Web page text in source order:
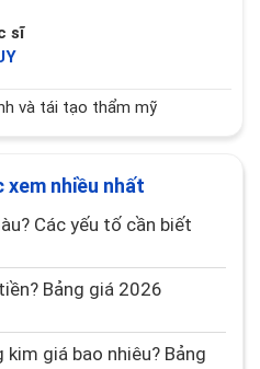
sĩ
và tái tạo thẩm mỹ
xem nhiều nhất
Các yếu tố cần biết
Bảng giá 2026